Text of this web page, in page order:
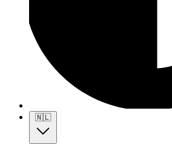
🇳🇱